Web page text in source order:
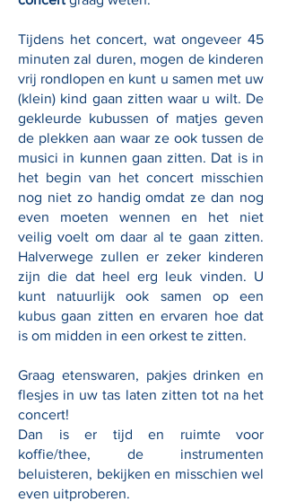
Tijdens het concert, wat ongeveer 45
minuten zal duren, mogen de kinderen
vrij rondlopen en kunt u samen met uw
(klein) kind gaan zitten waar u wilt. De
gekleurde kubussen of matjes geven
de plekken aan waar ze ook tussen de
musici in kunnen gaan zitten. Dat is in
het begin van het concert misschien
nog niet zo handig omdat ze dan nog
even moeten wennen en het niet
veilig voelt om daar al te gaan zitten.
Halverwege zullen er zeker kinderen
zijn die dat heel erg leuk vinden. U
kunt natuurlijk ook samen op een
kubus gaan zitten en ervaren hoe dat
is om midden in een orkest te zitten.
Graag etenswaren, pakjes drinken en
flesjes in uw tas laten zitten tot na het
concert!
Dan is er tijd en ruimte voor
koffie/thee, de instrumenten
beluisteren, bekijken en misschien wel
even uitproberen.